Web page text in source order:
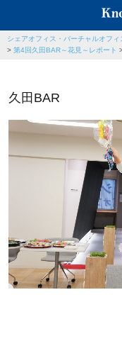
シェアオフィス・バーチャルオフ
> 第4回久田BAR～花見～レポート
久田BAR